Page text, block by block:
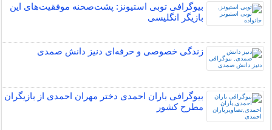
بیوگرافی توبی استیونز: پشت‌صحنه موفقیت‌های این
بازیگر انگلیسی
زندگی خصوصی و حرفه‌ای دنیز دانش صمدی
بیوگرافی باران احمدی دختر مهران احمدی از بازیگران
مطرح کشور